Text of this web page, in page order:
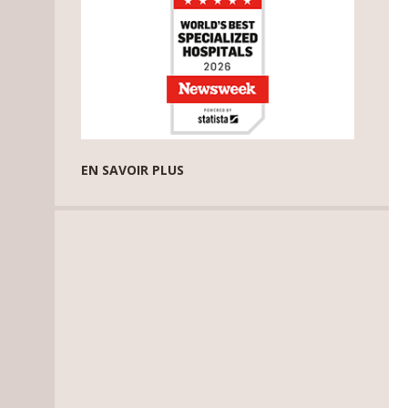
EN SAVOIR PLUS